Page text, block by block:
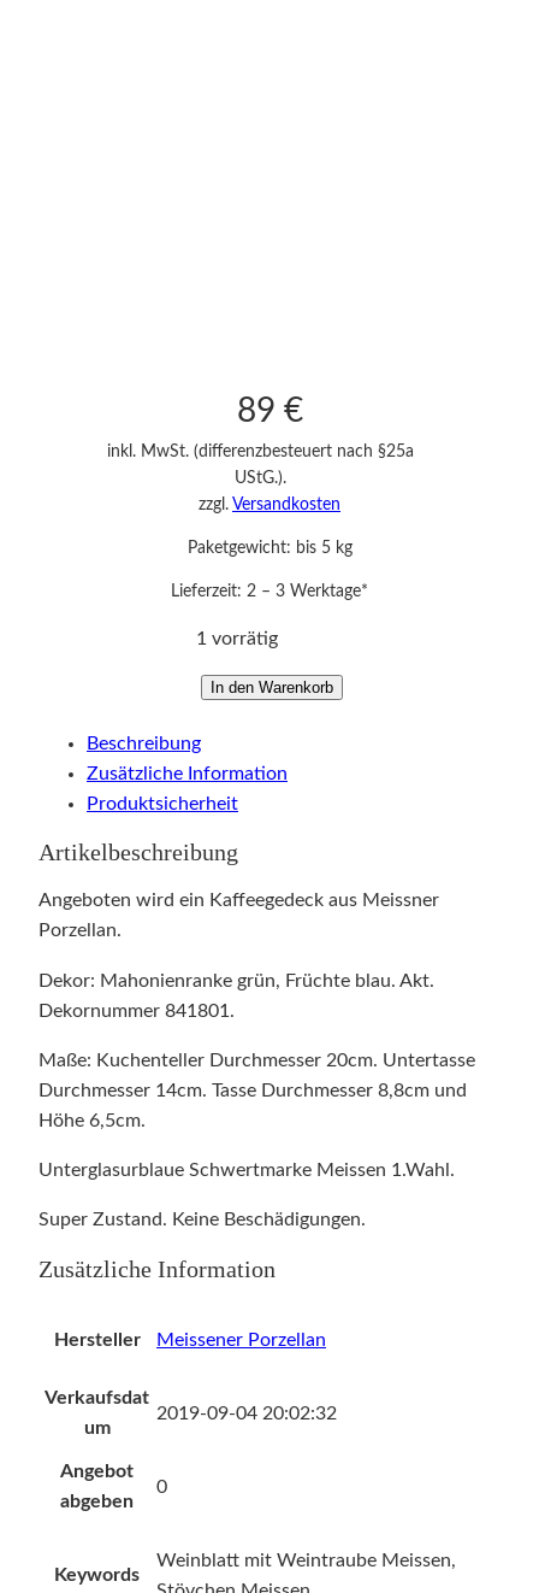
89 €
inkl. MwSt. (differenzbesteuert nach §25a
UStG.).
zzgl. Versandkosten
Paketgewicht: bis 5 kg
Lieferzeit: 2 – 3 Werktage*
1 vorrätig
f
f
e
e
c
k
M
s
n
a
l
k
In den Warenkorb
Beschreibung
Zusätzliche Information
Produktsicherheit
Artikelbeschreibung
Angeboten wird ein Kaffeegedeck aus Meissner
Porzellan.
Dekor: Mahonienranke grün, Früchte blau. Akt.
Dekornummer 841801.
Maße: Kuchenteller Durchmesser 20cm. Untertasse
Durchmesser 14cm. Tasse Durchmesser 8,8cm und
Höhe 6,5cm.
Unterglasurblaue Schwertmarke Meissen 1.Wahl.
Super Zustand. Keine Beschädigungen.
Zusätzliche Information
Hersteller Meissener Porzellan
Verkaufsdat
um
2019-09-04 20:02:32
Angebot
abgeben
0
Keywords
Weinblatt mit Weintraube Meissen,